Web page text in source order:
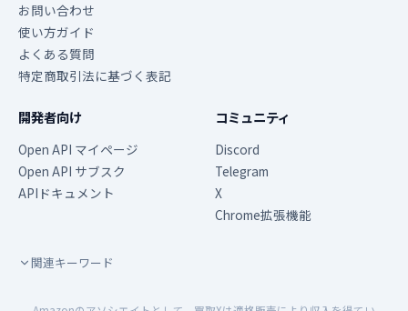
お問い合わせ
使い方ガイド
よくある質問
特定商取引法に基づく表記
開発者向け
Open API マイページ
Open API サブスク
APIドキュメント
コミュニティ
Discord
Telegram
X
Chrome拡張機能
関連キーワード